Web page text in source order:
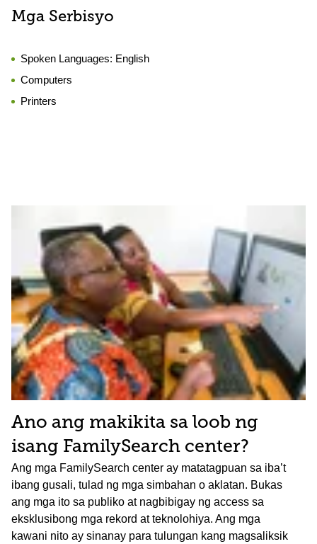
Mga Serbisyo
Spoken Languages: English
Computers
Printers
Ano ang makikita sa loob ng
isang FamilySearch center?
Ang mga FamilySearch center ay matatagpuan sa iba’t
ibang gusali, tulad ng mga simbahan o aklatan. Bukas
ang mga ito sa publiko at nagbibigay ng access sa
eksklusibong mga rekord at teknolohiya. Ang mga
kawani nito ay sinanay para tulungan kang magsaliksik